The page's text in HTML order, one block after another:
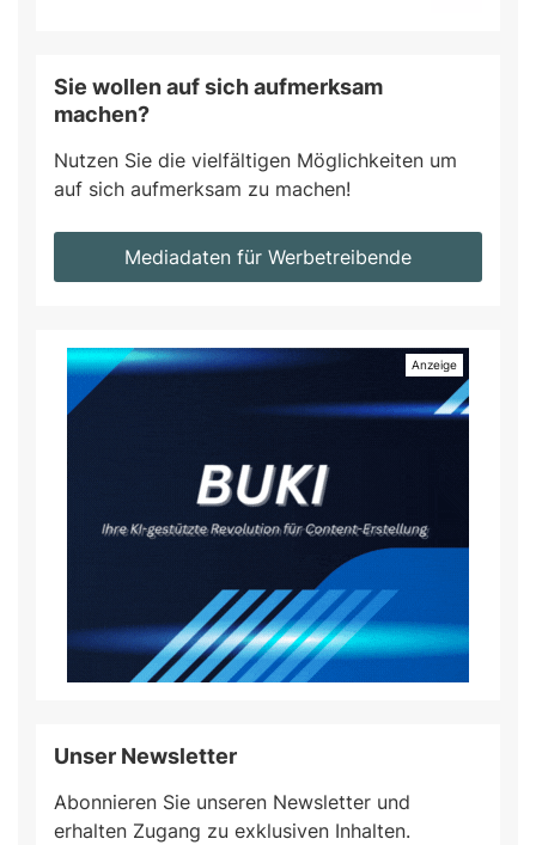
Sie wollen auf sich aufmerksam
machen?
Nutzen Sie die vielfältigen Möglichkeiten um
auf sich aufmerksam zu machen!
Mediadaten für Werbetreibende
Unser Newsletter
Abonnieren Sie unseren Newsletter und
erhalten Zugang zu exklusiven Inhalten.